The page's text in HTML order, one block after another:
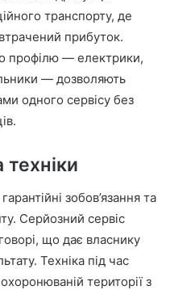
транспорту, де
прибуток.
профілю — електрики,
— дозволяють
одного сервісу без
техніки
зобов’язання та
Серйозний сервіс
що дає власнику
Техніка під час
території з